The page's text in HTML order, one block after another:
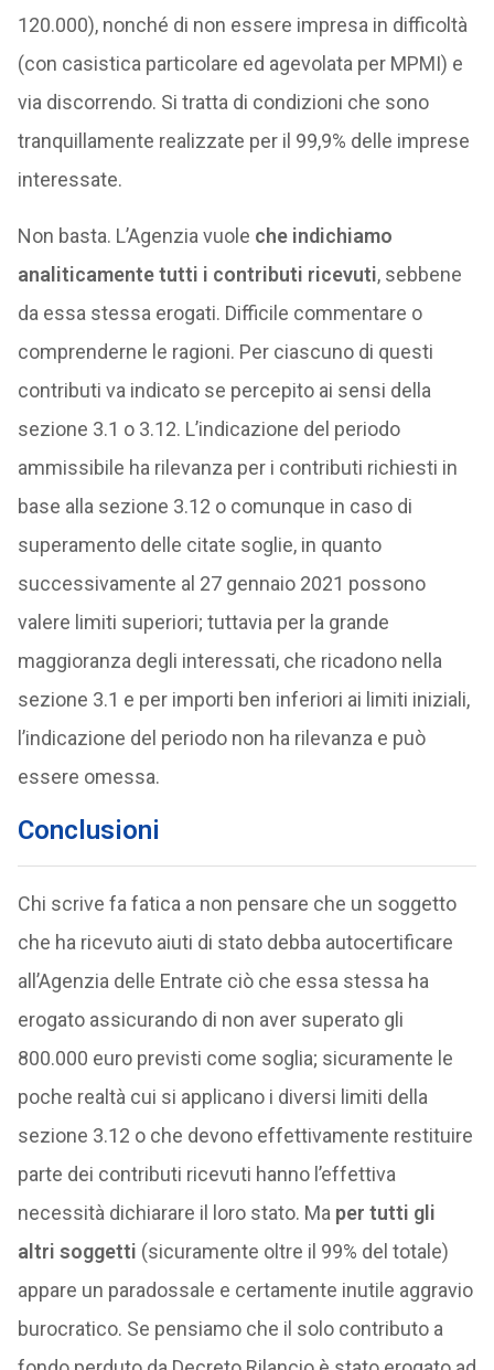
120.000), nonché di non essere impresa in difficoltà
(con casistica particolare ed agevolata per MPMI) e
via discorrendo. Si tratta di condizioni che sono
tranquillamente realizzate per il 99,9% delle imprese
interessate.
Non basta. L’Agenzia vuole che indichiamo
analiticamente tutti i contributi ricevuti, sebbene
da essa stessa erogati. Difficile commentare o
comprenderne le ragioni. Per ciascuno di questi
contributi va indicato se percepito ai sensi della
sezione 3.1 o 3.12. L’indicazione del periodo
ammissibile ha rilevanza per i contributi richiesti in
base alla sezione 3.12 o comunque in caso di
superamento delle citate soglie, in quanto
successivamente al 27 gennaio 2021 possono
valere limiti superiori; tuttavia per la grande
maggioranza degli interessati, che ricadono nella
sezione 3.1 e per importi ben inferiori ai limiti iniziali,
l’indicazione del periodo non ha rilevanza e può
essere omessa.
Conclusioni
Chi scrive fa fatica a non pensare che un soggetto
che ha ricevuto aiuti di stato debba autocertificare
all’Agenzia delle Entrate ciò che essa stessa ha
erogato assicurando di non aver superato gli
800.000 euro previsti come soglia; sicuramente le
poche realtà cui si applicano i diversi limiti della
sezione 3.12 o che devono effettivamente restituire
parte dei contributi ricevuti hanno l’effettiva
necessità dichiarare il loro stato. Ma per tutti gli
altri soggetti (sicuramente oltre il 99% del totale)
appare un paradossale e certamente inutile aggravio
burocratico. Se pensiamo che il solo contributo a